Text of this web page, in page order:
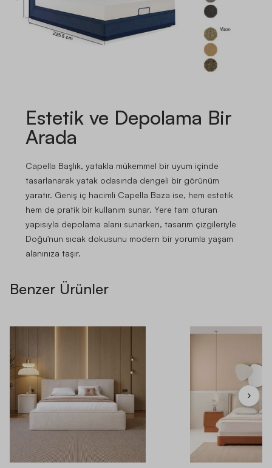
Estetik ve Depolama Bir
Arada
Capella Başlık, yatakla mükemmel bir uyum içinde
tasarlanarak yatak odasında dengeli bir görünüm
yaratır. Geniş iç hacimli Capella Baza ise, hem estetik
hem de pratik bir kullanım sunar. Yere tam oturan
yapısıyla depolama alanı sunarken, tasarım çizgileriyle
Doğu'nun sıcak dokusunu modern bir yorumla yaşam
alanınıza taşır.
Benzer Ürünler